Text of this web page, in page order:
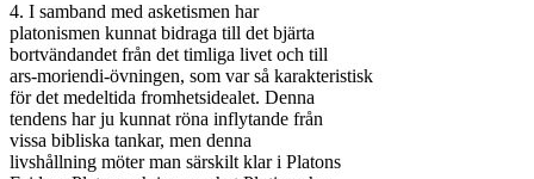
4. I samband med asketismen har
platonismen kunnat bidraga till det bjärta
bortvändandet från det timliga livet och till
ars-moriendi-övningen, som var så karakteristisk
för det medeltida fromhetsidealet. Denna
tendens har ju kunnat röna inflytande från
vissa bibliska tankar, men denna
livshållning möter man särskilt klar i Platons